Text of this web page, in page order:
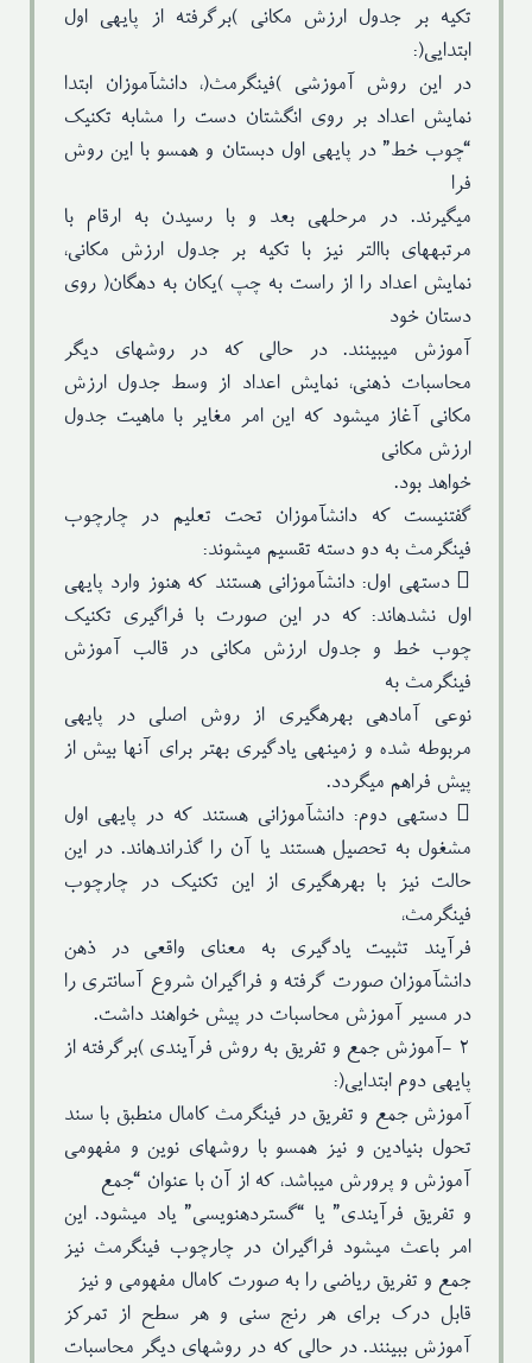
تکیه بر جدول ارزش مکانی )برگرفته از پایهی اول
ابتدایی(:
در این روش آموزشی )فینگرمث(، دانشآموزان ابتدا
نمایش اعداد بر روی انگشتان دست را مشابه تکنیک
“چوب خط” در پایهی اول دبستان و همسو با این روش
فرا
میگیرند. در مرحلهی بعد و با رسیدن به ارقام با
مرتبههای باالتر نیز با تکیه بر جدول ارزش مکانی،
نمایش اعداد را از راست به چپ )یکان به دهگان( روی
دستان خود
آموزش میبینند. در حالی که در روشهای دیگر
محاسبات ذهنی، نمایش اعداد از وسط جدول ارزش
مکانی آغاز میشود که این امر مغایر با ماهیت جدول
ارزش مکانی
خواهد بود.
گفتنیست که دانشآموزان تحت تعلیم در چارچوب
فینگرمث به دو دسته تقسیم میشوند:
 دستهی اول: دانشآموزانی هستند که هنوز وارد پایهی
اول نشدهاند: که در این صورت با فراگیری تکنیک
چوب خط و جدول ارزش مکانی در قالب آموزش
فینگرمث به
نوعی آمادهی بهرهگیری از روش اصلی در پایهی
مربوطه شده و زمینهی یادگیری بهتر برای آنها بیش از
پیش فراهم میگردد.
 دستهی دوم: دانشآموزانی هستند که در پایهی اول
مشغول به تحصیل هستند یا آن را گذراندهاند. در این
حالت نیز با بهرهگیری از این تکنیک در چارچوب
فینگرمث،
فرآیند تثبیت یادگیری به معنای واقعی در ذهن
دانشآموزان صورت گرفته و فراگیران شروع آسانتری را
در مسیر آموزش محاسبات در پیش خواهند داشت.
۲ -آموزش جمع و تفریق به روش فرآیندی )برگرفته از
پایهی دوم ابتدایی(:
آموزش جمع و تفریق در فینگرمث کامال منطبق با سند
تحول بنیادین و نیز همسو با روشهای نوین و مفهومی
آموزش و پرورش میباشد، که از آن با عنوان “جمع
و تفریق فرآیندی” یا “گستردهنویسی” یاد میشود. این
امر باعث میشود فراگیران در چارچوب فینگرمث نیز
جمع و تفریق ریاضی را به صورت کامال مفهومی و نیز
قابل درک برای هر رنج سنی و هر سطح از تمرکز
آموزش ببینند. در حالی که در روشهای دیگر محاسبات